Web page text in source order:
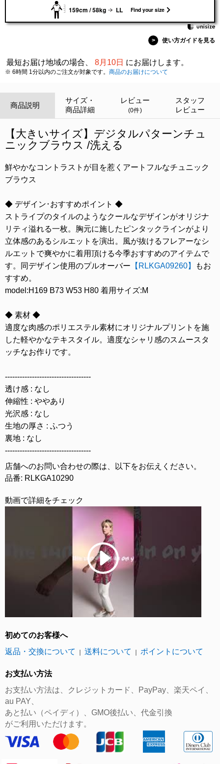
159cm / 58kg LL Find your size
> 使い方ガイドを見る
最短お届け地域の場合、 8月10日 にお届けします。
※ 6時間 1分以内のご注文が対象です。 商品のお届けについて
商品説明
サイズ・
商品詳細
レビュー
(0件)
スタッフ
レビュー
【大きいサイズ】デジタルパターンチュ
ニックブラウス /洗える
鮮やかなコントラストが目を惹くアートフルなチュニック
ブラウス
◆ デザイン･おすすめポイント ◆
ストライプのタイルのようなクールなデザインがオリジナ
リティ溢れる一枚。胸元に施したピンタックラインがより
立体感のあるシルエットを演出。風が抜けるフレアーなシ
ルエットで爽やかに着用頂ける今季おすすめのアイテムで
す。同デザイン使用のプルオーバー 【RLKGA09260】
もお
すすめ。
model:H169 B73 W53 H80 着用サイズ:M
◆ 素材 ◆
適度な肉感のポリエステル素材にオリジナルプリントを施
した軽やかなテキスタイル。適度なシャリ感のスムースタ
ッチなお作りです。
-----------------------------------
透け感 : なし
伸縮性 : ややあり
光沢感 : なし
生地の厚さ : ふつう
裏地 : なし
-----------------------------------
店舗へのお問い合わせの際は、以下をお伝えください。
品番: RLKGA10290
動画で詳細をチェック
初めてのお客様へ
返品・交換について
送料について ポイントについて
お支払い方法
お支払い方法は、クレジットカード、PayPay、楽天ペイ、
au PAY、
あと払い（ペイディ）、GMO後払い、代金引換
がご利用いただけます。